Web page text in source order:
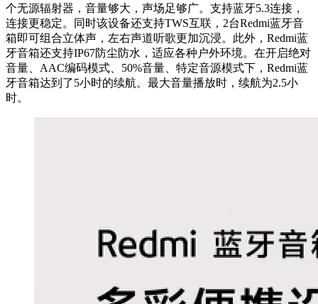
个无源辐射器，音量够大，声场足够广。支持蓝牙5.3连接，
连接更稳定。同时该设备还支持TWS互联，2台Redmi蓝牙音
箱即可组合立体声，左右声道听歌更加沉浸。此外，Redmi蓝
牙音箱还支持IP67防尘防水，适应各种户外环境。在开启绝对
音量、AAC编码模式、50%音量、特定音源模式下，Redmi蓝
牙音箱达到了5小时的续航。最大音量播放时，续航为2.5小
时。